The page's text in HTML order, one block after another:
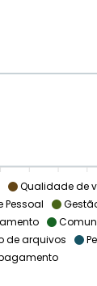
Qualidade de
Pessoal
de arquivos